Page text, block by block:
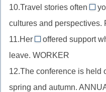
y
(y
в
i)
глагол
после
модального
глагола,
10.Travel stories often
//
cultures and perspectives.
11.Her
worker
//
существительное
offered support
leave. WORKER
12.The conference is held
spring and autumn.